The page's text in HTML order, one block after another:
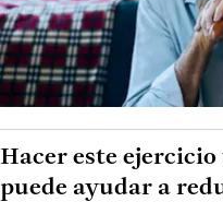
Hacer este
puede ayudar a